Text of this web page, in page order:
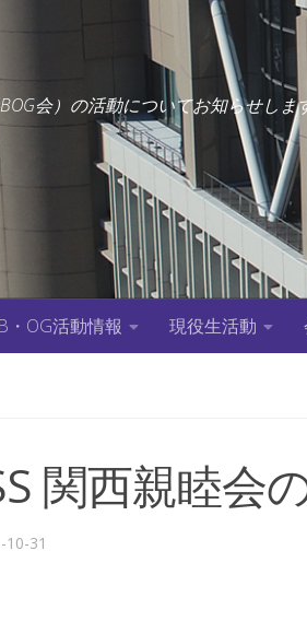
会）の活動についてお知らせしま
・OG活動情報 現役生活動
関西親睦会
10-31